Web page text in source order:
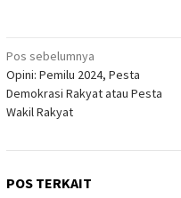
Navigasi
pos
Pos sebelumnya
Opini: Pemilu 2024, Pesta
Demokrasi Rakyat atau Pesta
Wakil Rakyat
POS TERKAIT